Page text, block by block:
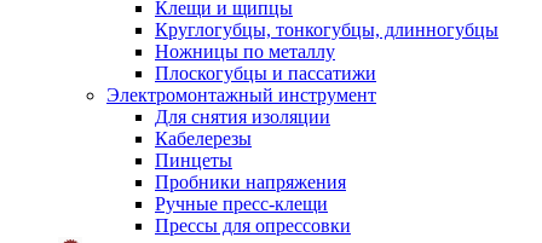
Клещи и щипцы
Круглогубцы, тонкогубцы, длинногубцы
Ножницы по металлу
Плоскогубцы и пассатижи
Электромонтажный инструмент
Для снятия изоляции
Кабелерезы
Пинцеты
Пробники напряжения
Ручные пресс-клещи
Прессы для опрессовки